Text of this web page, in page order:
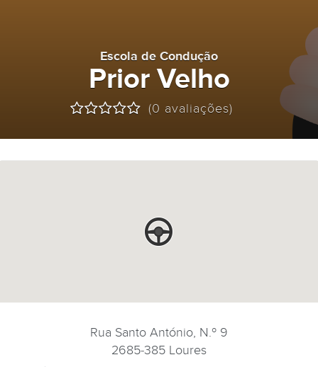
Escola de Condução
Prior Velho
(0 avaliações)
Rua Santo António, N.º 9
2685-385 Loures